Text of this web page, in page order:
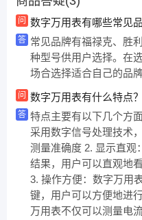
问 数字万用表有哪些常见
答 常见品牌有福禄克、胜
种型号供用户选择。在
场合选择适合自己的品牌
问 数字万用表有什么特点？
答 特点主要有以下几个方
采用数字信号处理技术
测量准确度 2. 显示直观
结果，用户可以直观地
3. 操作方便：数字万用
键，用户可以方便地进
万用表不仅可以测量电